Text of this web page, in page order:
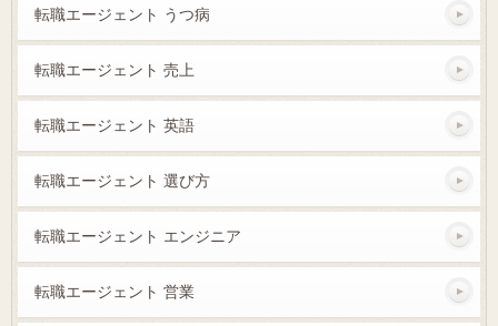
転職エージェント うつ病
転職エージェント 売上
転職エージェント 英語
転職エージェント 選び方
転職エージェント エンジニア
転職エージェント 営業